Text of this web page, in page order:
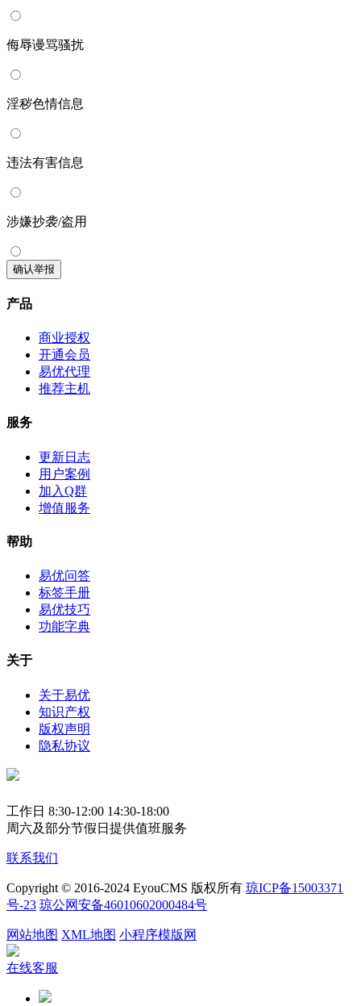
侮辱谩骂骚扰
淫秽色情信息
违法有害信息
涉嫌抄袭/盗用
确认举报
产品
商业授权
开通会员
易优代理
推荐主机
服务
更新日志
用户案例
加入Q群
增值服务
帮助
易优问答
标签手册
易优技巧
功能字典
关于
关于易优
知识产权
版权声明
隐私协议
工作日 8:30-12:00 14:30-18:00
周六及部分节假日提供值班服务
联系我们
Copyright © 2016-2024 EyouCMS 版权所有 琼ICP备15003371
号-23 琼公网安备46010602000484号
网站地图 XML地图 小程序模版网
在线客服